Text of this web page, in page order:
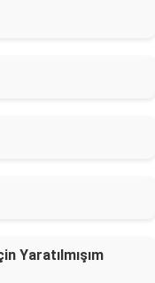
Yaratılmışım